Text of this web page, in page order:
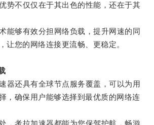
不仅仅在于其出色的性能，还在于其
够有效分担网络负载，提升网速的同
让您的网络连接更流畅、更稳定。
还具有全球节点服务覆盖，可以为用
，确保用户能够选择到最优质的网络连